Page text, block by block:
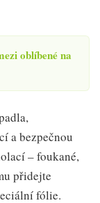
oblíbené na
a bezpečnou
– foukané,
přidejte
fólie.